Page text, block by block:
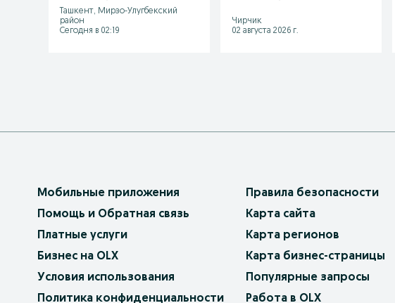
Ташкент, Мирзо-Улугбекский
район
Сегодня в 02:19
Чирчик
02 августа 2026 г.
Мобильные приложения
Помощь и Обратная связь
Платные услуги
Бизнес на OLX
Условия использования
Политика конфиденциальности
Правила безопасности
Карта сайта
Карта регионов
Карта бизнес-страницы
Популярные запросы
Работа в OLX